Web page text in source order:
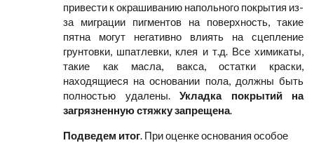
привести к окрашиванию напольного покрытия из-
за миграции пигментов на поверхность, такие
пятна могут негативно влиять на сцепление
грунтовки, шпатлевки, клея и т.д. Все химикаты,
такие как масла, вакса, остатки краски,
находящиеся на основании пола, должны быть
полностью удалены. Укладка покрытий на
загрязненную стяжку запрещена.
Подведем итог. При оценке основания особое